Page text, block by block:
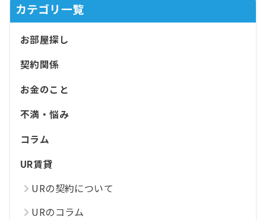
カテゴリ一覧
お部屋探し
契約関係
お金のこと
不満・悩み
コラム
UR賃貸
URの契約について
URのコラム